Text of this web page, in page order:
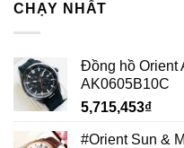
CHẠY NHẤT
Đồng hồ Orient
AK0605B10C
5,715,453₫
#Orient Sun &